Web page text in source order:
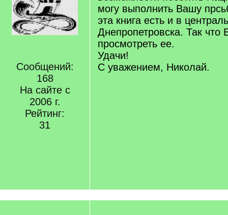
Сообщений:
168
На сайте с
2006 г.
Рейтинг:
31
могу выполнить Вашу
эта книга есть и в
Днепропетровска. Так
просмотреть ее.
Удачи!
С уважением, Николай.